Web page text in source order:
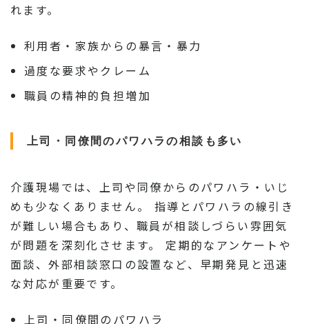
れます。
利用者・家族からの暴言・暴力
過度な要求やクレーム
職員の精神的負担増加
上司・同僚間のパワハラの相談も多い
介護現場では、上司や同僚からのパワハラ・いじ
めも少なくありません。 指導とパワハラの線引き
が難しい場合もあり、職員が相談しづらい雰囲気
が問題を深刻化させます。 定期的なアンケートや
面談、外部相談窓口の設置など、早期発見と迅速
な対応が重要です。
上司・同僚間のパワハラ